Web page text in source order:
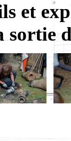
et
sortie